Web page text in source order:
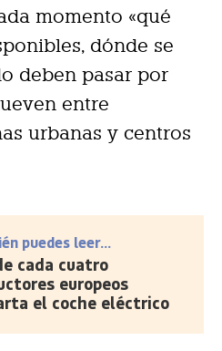
momento «qué
dónde se
deben pasar por
entre
urbanas y centros
puedes leer...
cada cuatro
europeos
el coche eléctrico